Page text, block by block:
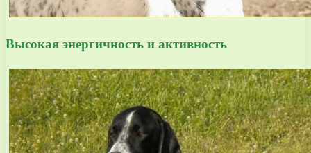
Высокая энергичность и активность